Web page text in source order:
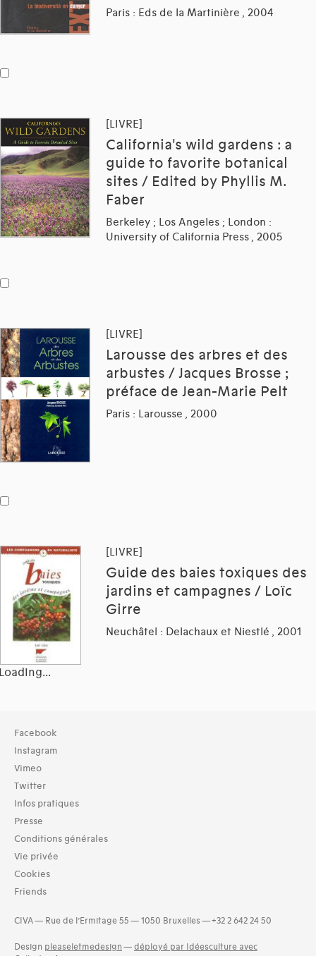
Paris : Eds de la Martinière , 2004
[LIVRE]
California's wild gardens : a
guide to favorite botanical
sites / Edited by Phyllis M.
Faber
Berkeley ; Los Angeles ; London :
University of California Press , 2005
[LIVRE]
Larousse des arbres et des
arbustes / Jacques Brosse ;
préface de Jean-Marie Pelt
Paris : Larousse , 2000
[LIVRE]
Guide des baies toxiques des
jardins et campagnes / Loïc
Girre
Neuchâtel : Delachaux et Niestlé , 2001
Collection
TOUT (2514)
Bibliothèque (2537)
Typologies documents
Livres (6787)
Catalan (7)
Coréen (2)
Croate (1)
Danois (2)
Estonien (1)
Facebook
Instagram
Vimeo
Twitter
Infos pratiques
Presse
Conditions générales
Vie privée
Cookies
Friends
CIVA — Rue de l’Ermitage 55 — 1050 Bruxelles — +32 2 642 24 50
Design pleaseletmedesign — déployé par Idéesculture avec